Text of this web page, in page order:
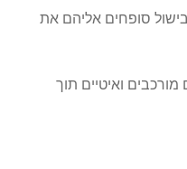
סופחים אליהם את
ואיטיים תוך